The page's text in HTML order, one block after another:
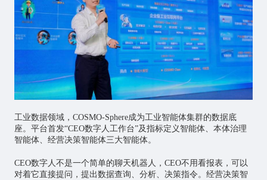
工业数据领域，COSMO-Sphere成为工业智能体集群的数据底
座。平台首发“CEO数字人工作台”及指标定义智能体、本体治理
智能体、经营决策智能体三大智能体。
CEO数字人不是一个简单的聊天机器人，CEO不用看报表，可以
对着它直接提问，提出数据查询、分析、决策指令。经营决策智